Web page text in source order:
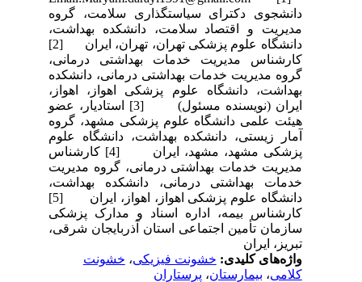
دانشجوی دکترای سیاستگذاری سلامت، گروه
مدیریت و اقتصاد سلامت، دانشکده بهداشت،
دانشگاه علوم پزشکی تهران، تهران، ایران [2]
کارشناس مدیریت خدمات بهداشتی درمانی،
گروه مدیریت خدمات بهداشتی درمانی، دانشکده
بهداشت، دانشگاه علوم پزشکی اهواز، اهواز،
ایران (نویسنده مسئول) [3] استادیار، عضو
هیئت علمی دانشگاه علوم پزشکی مشهد، گروه
آمار زیستی، دانشکده بهداشت، دانشگاه علوم
پزشکی مشهد، مشهد، ایران [4] کارشناس
مدیریت خدمات بهداشتی درمانی، گروه مدیریت
خدمات بهداشتی درمانی، دانشکده بهداشت،
دانشگاه علوم پزشکی اهواز، اهواز، ایران [5]
کارشناس بیمه، اداره اسناد و مدارک پزشکی
سازمان تأمین اجتماعی استان آذربایجان شرقی،
تبریز، ایران
واژه‌های کلیدی:خشونت فیزیکی،خشونت
کلامی،بیمارستان،پرستاران